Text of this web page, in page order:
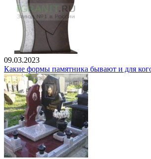
09.03.2023
Какие формы памятника бывают и для